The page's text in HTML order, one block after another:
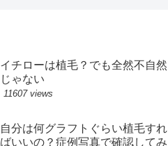
イチローは植毛？でも全然不自然
じゃない
11607 views
自分は何グラフトぐらい植毛すれ
ばいいの？症例写真で確認してみ